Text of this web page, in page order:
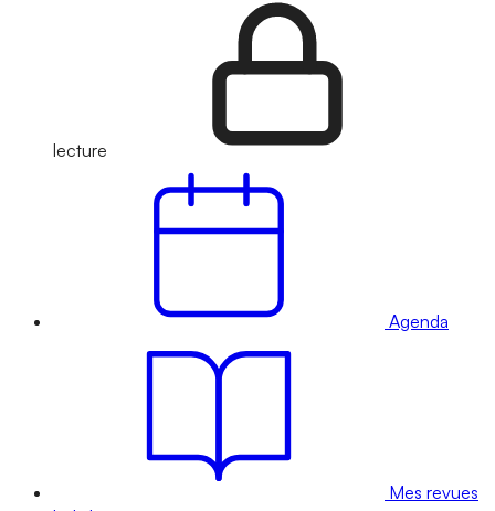
lecture
Agenda
Mes revues